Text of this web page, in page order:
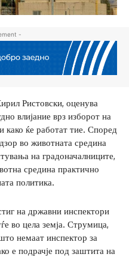
-
Ристовски, оценува
влијание врз изборот на
како ќе работат тие. Според
во животната средина
на градоначалниците,
средина практично
политика.
на државни инспектори
во цела земја. Струмица,
немаат инспектор за
е подрачје под заштита на